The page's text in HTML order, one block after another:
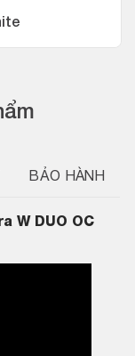
BẢO HÀNH
W DUO OC